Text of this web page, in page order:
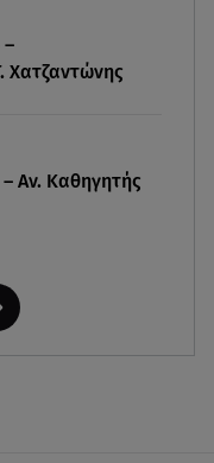
–
Χατζαντώνης
– Αν. Καθηγητής